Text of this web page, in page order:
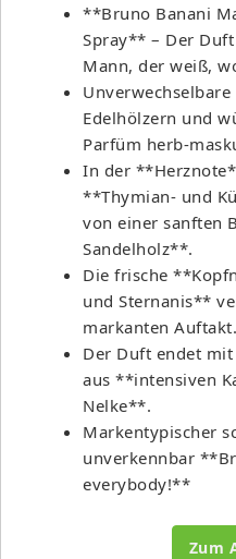
**Bruno Banani
Spray** – Der
Mann, der weiß,
Edelhölzern und
Parfüm herb-
In der
**Thymian- und
von einer sanften
Sandelholz**.
Die frische
und Sternanis**
markanten Auftakt.
Der Duft endet
aus **intensiven
Nelke**.
Markentypischer
unverkennbar
everybody!**
Zum